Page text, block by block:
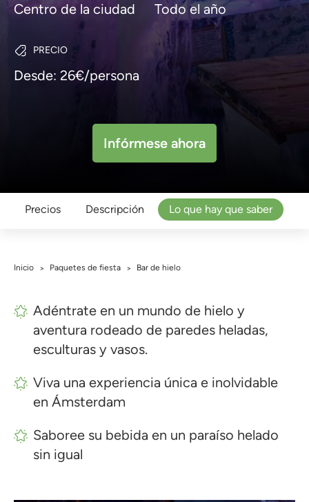
Centro de la ciudad Todo el año
PRECIO
Desde: 26€/persona
Infórmese ahora
Precios Descripción Lo que hay que saber
Inicio > Paquetes de fiesta > Bar de hielo
Adéntrate en un mundo de hielo y
aventura rodeado de paredes heladas,
esculturas y vasos.
Viva una experiencia única e inolvidable
en Ámsterdam
Saboree su bebida en un paraíso helado
sin igual